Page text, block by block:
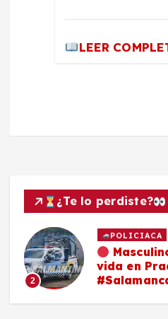
LEER
¿Te lo perdiste?
2
POLICIACA
vida en